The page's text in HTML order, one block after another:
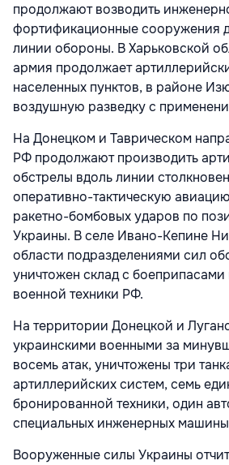
продолжают возводить
фортификационные сооружения
линии обороны. В Харьковской
армия продолжает
населенных пунктов, в районе
воздушную разведку с
На Донецком и Таврическом
РФ продолжают производить
обстрелы вдоль линии
оперативно-тактическую
ракетно-бомбовых ударов по
Украины. В селе Ивано-Кепине
области подразделениями сил
уничтожен склад с
военной техники РФ.
На территории Донецкой и
украинскими военными за
восемь атак, уничтожены три
артиллерийских систем, семь
бронированной техники, один
специальных инженерных
Вооруженные силы Украины